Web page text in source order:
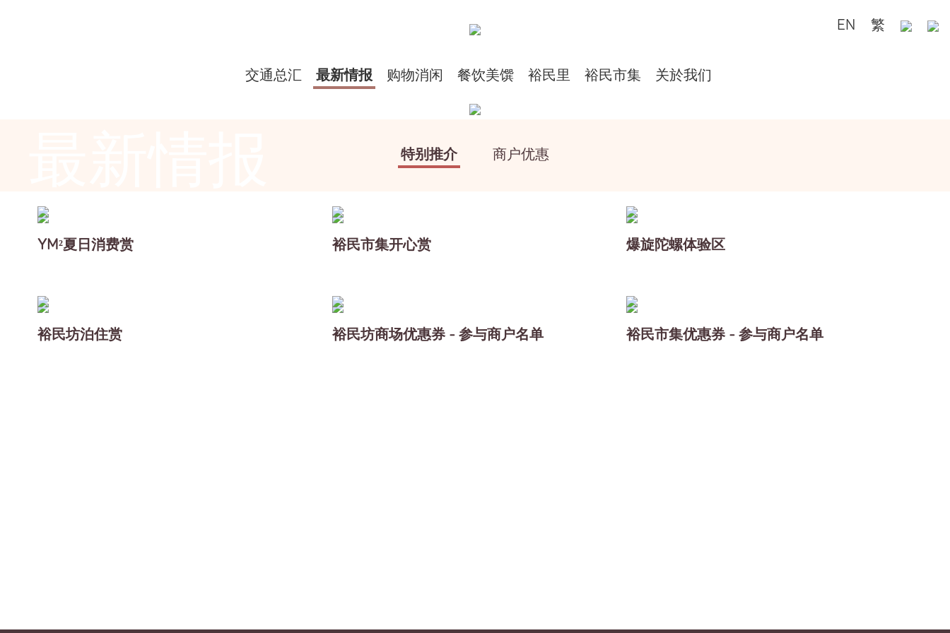
EN 繁
交通总汇 最新情报 购物消闲 餐饮美馔 裕民里 裕民市集 关於我们
特别推介 商户优惠
YM²夏日消费赏 裕民市集开心赏 爆旋陀螺体验区
裕民坊泊住赏 裕民坊商场优惠券 - 参与商户名单 裕民市集优惠券 - 参与商户名单